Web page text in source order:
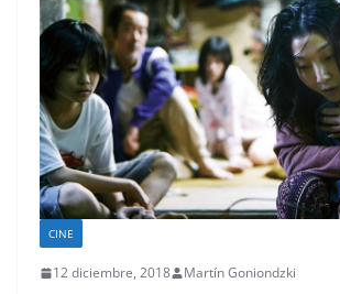
CINE
12 diciembre, 2018 Martín Goniondzki